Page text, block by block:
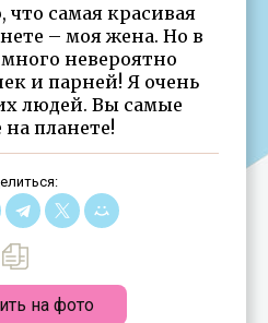
самая красивая
– моя жена. Но в
невероятно
и парней! Я очень
людей. Вы самые
планете!
на фото